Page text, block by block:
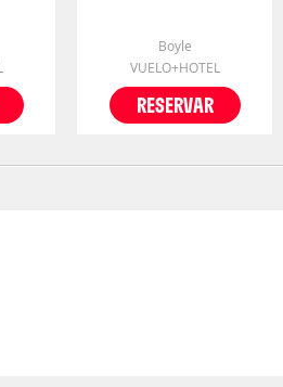
Boyle
VUELO+HOTEL
RESERVAR